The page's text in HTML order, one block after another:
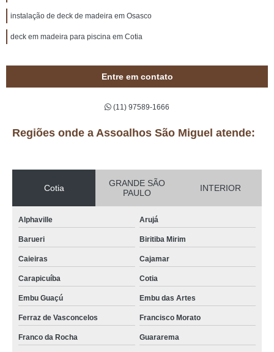
instalação de deck de madeira em Osasco
deck em madeira para piscina em Cotia
Entre em contato
(11) 97589-1666
Regiões onde a Assoalhos São Miguel atende:
Cotia
GRANDE SÃO
PAULO
INTERIOR
Alphaville Arujá
Barueri Biritiba Mirim
Caieiras Cajamar
Carapicuíba Cotia
Embu Guaçú Embu das Artes
Ferraz de Vasconcelos Francisco Morato
Franco da Rocha Guararema